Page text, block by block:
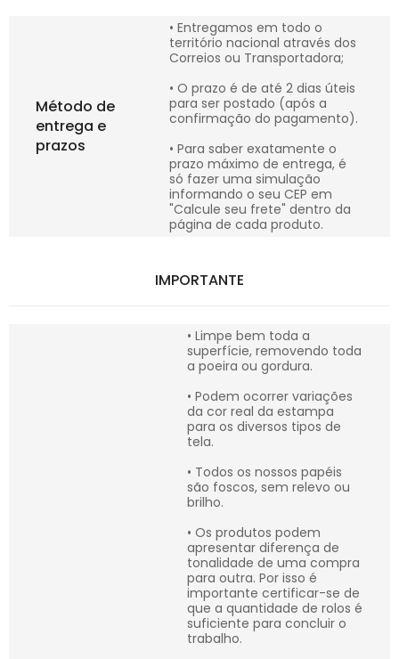
Método de
entrega e
prazos
• Entregamos em todo o
território nacional através dos
Correios ou Transportadora;
• O prazo é de até 2 dias úteis
para ser postado (após a
confirmação do pagamento).
• Para saber exatamente o
prazo máximo de entrega, é
só fazer uma simulação
informando o seu CEP em
"Calcule seu frete" dentro da
página de cada produto.
IMPORTANTE
• Limpe bem toda a
superfície, removendo toda
a poeira ou gordura.
• Podem ocorrer variações
da cor real da estampa
para os diversos tipos de
tela.
• Todos os nossos papéis
são foscos, sem relevo ou
brilho.
• Os produtos podem
apresentar diferença de
tonalidade de uma compra
para outra. Por isso é
importante certificar-se de
que a quantidade de rolos é
suficiente para concluir o
trabalho.